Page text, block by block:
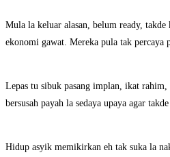
Mula la keluar alasan, belum ready, takde
ekonomi gawat. Mereka pula tak percaya
Lepas tu sibuk pasang implan, ikat rahim,
bersusah payah la sedaya upaya agar
Hidup asyik memikirkan eh tak suka la